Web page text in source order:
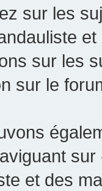
sur les
sur les
sur le
et des